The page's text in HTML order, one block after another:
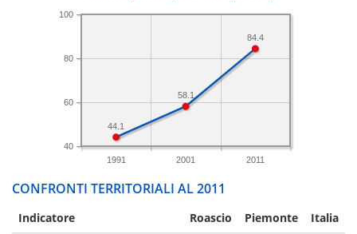
1991 2001 2011
40
60
80
100
84.4
58.1
44.1
CONFRONTI TERRITORIALI AL 2011
Indicatore Roascio Piemonte Italia